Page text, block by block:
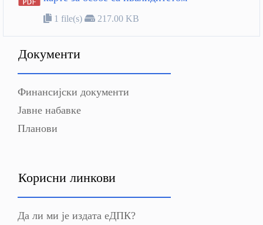
1 file(s) 217.00 KB
Документи
Финансијски документи
Јавне набавке
Планови
Корисни линкови
Да ли ми је издата еДПК?